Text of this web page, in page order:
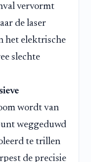
vervormt
de laser
het elektrische
slechte
wordt van
weggeduwd
te trillen
de precisie